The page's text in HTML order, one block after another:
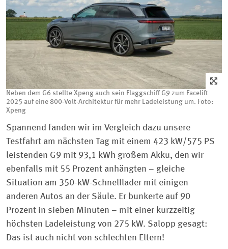
Neben dem G6 stellte Xpeng auch sein Flaggschiff G9 zum Facelift
2025 auf eine 800-Volt-Architektur für mehr Ladeleistung um. Foto:
Xpeng
Spannend fanden wir im Vergleich dazu unsere
Testfahrt am nächsten Tag mit einem 423 kW/575 PS
leistenden G9 mit 93,1 kWh großem Akku, den wir
ebenfalls mit 55 Prozent anhängten – gleiche
Situation am 350-kW-Schnelllader mit einigen
anderen Autos an der Säule. Er bunkerte auf 90
Prozent in sieben Minuten – mit einer kurzzeitig
höchsten Ladeleistung von 275 kW. Salopp gesagt:
Das ist auch nicht von schlechten Eltern!